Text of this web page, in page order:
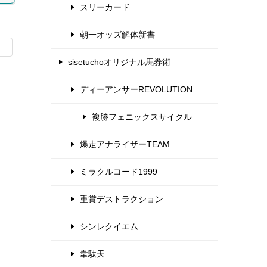
スリーカード
朝一オッズ解体新書
sisetuchoオリジナル馬券術
ディーアンサーREVOLUTION
複勝フェニックスサイクル
爆走アナライザーTEAM
ミラクルコード1999
重賞デストラクション
シンレクイエム
韋駄天